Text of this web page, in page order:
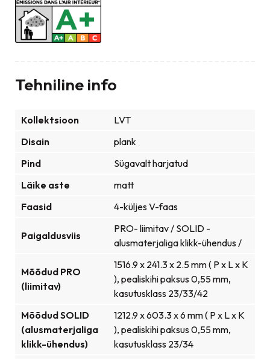
Tehniline info
Kollektsioon
LVT
Disain
plank
Pind
Sügavalt harjatud
Läike aste
matt
Faasid
4-küljes V-faas
Paigaldusviis
PRO- liimitav / SOLID -
alusmaterjaliga klikk-ühendus /
Mõõdud PRO
(liimitav)
1516.9 x 241.3 x 2.5 mm ( P x L x K
), pealiskihi paksus 0,55 mm,
kasutusklass 23/33/42
Mõõdud SOLID
(alusmaterjaliga
klikk-ühendus)
1212.9 x 603.3 x 6 mm ( P x L x K
), pealiskihi paksus 0,55 mm,
kasutusklass 23/34